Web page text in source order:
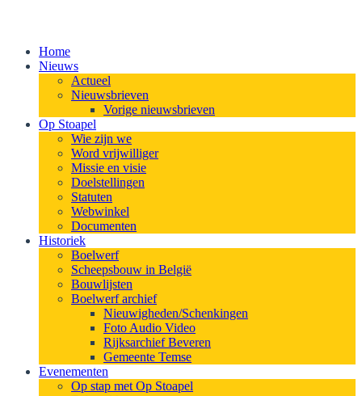
Home
Nieuws
Actueel
Nieuwsbrieven
Vorige nieuwsbrieven
Op Stoapel
Wie zijn we
Word vrijwilliger
Missie en visie
Doelstellingen
Statuten
Webwinkel
Documenten
Historiek
Boelwerf
Scheepsbouw in België
Bouwlijsten
Boelwerf archief
Nieuwigheden/Schenkingen
Foto Audio Video
Rijksarchief Beveren
Gemeente Temse
Evenementen
Op stap met Op Stoapel